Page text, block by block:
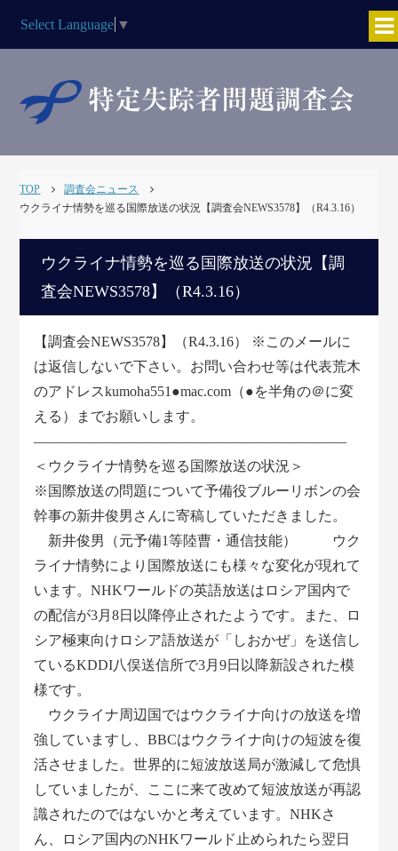
Select Language ▼
TOP
調査会ニュース
ウクライナ情勢を巡る国際放送の状況【調査会NEWS3578】（R4.3.16）
ウクライナ情勢を巡る国際放送の状況【調
査会NEWS3578】（R4.3.16）
【調査会NEWS3578】（R4.3.16） ※このメールに
は返信しないで下さい。お問い合わせ等は代表荒木
のアドレスkumoha551●mac.com（●を半角の＠に変
える）までお願いします。
――――――――――――――――――――――
＜ウクライナ情勢を巡る国際放送の状況＞
※国際放送の問題について予備役ブルーリボンの会
幹事の新井俊男さんに寄稿していただきました。
新井俊男（元予備1等陸曹・通信技能） ウク
ライナ情勢により国際放送にも様々な変化が現れて
います。NHKワールドの英語放送はロシア国内で
の配信が3月8日以降停止されたようです。また、ロ
シア極東向けロシア語放送が「しおかぜ」を送信し
ているKDDI八俣送信所で3月9日以降新設された模
様です。
ウクライナ周辺国ではウクライナ向けの放送を増
強していますし、BBCはウクライナ向けの短波を復
活させました。世界的に短波放送局が激減して危惧
していましたが、ここに来て改めて短波放送が再認
識されたのではないかと考えています。NHKさ
ん、ロシア国内のNHKワールド止められたら翌日